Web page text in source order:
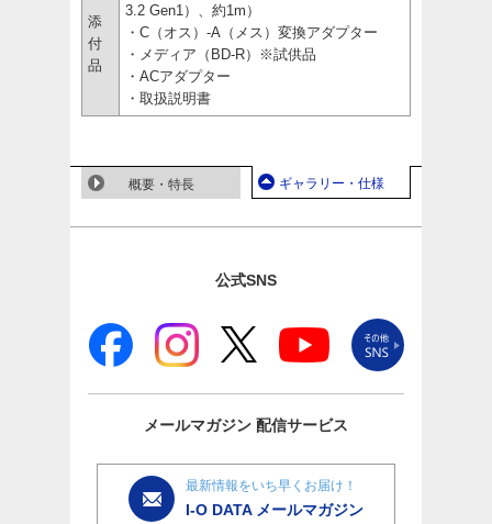
添
付
品
3.2 Gen1）、約1m）
・C（オス）-A（メス）変換アダプター
・メディア（BD-R）※試供品
・ACアダプター
・取扱説明書
概要・特長 ギャラリー・仕様
公式SNS
メールマガジン 配信サービス
最新情報をいち早くお届け！
I-O DATA メールマガジン